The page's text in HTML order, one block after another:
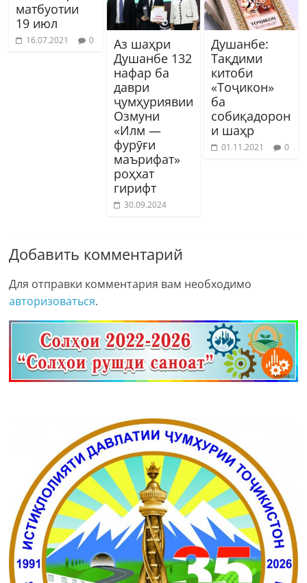
матбуотии
19 июл
16.07.2021 0
Аз шаҳри
Душанбе 132
нафар ба
даври
ҷумҳуриявии
Озмуни
«Илм —
фурӯғи
маърифат»
роҳхат
гирифт
30.09.2024
Душанбе:
Тақдими
китоби
«Тоҷикон»
ба
собиқадорон
и шаҳр
01.11.2021 0
Добавить комментарий
Для отправки комментария вам необходимо
авторизоваться.